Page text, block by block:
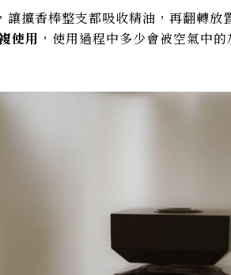
擴香棒整支都吸收精油，再翻轉放
使用 ，使用過程中多少會被空氣中